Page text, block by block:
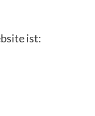
ist: